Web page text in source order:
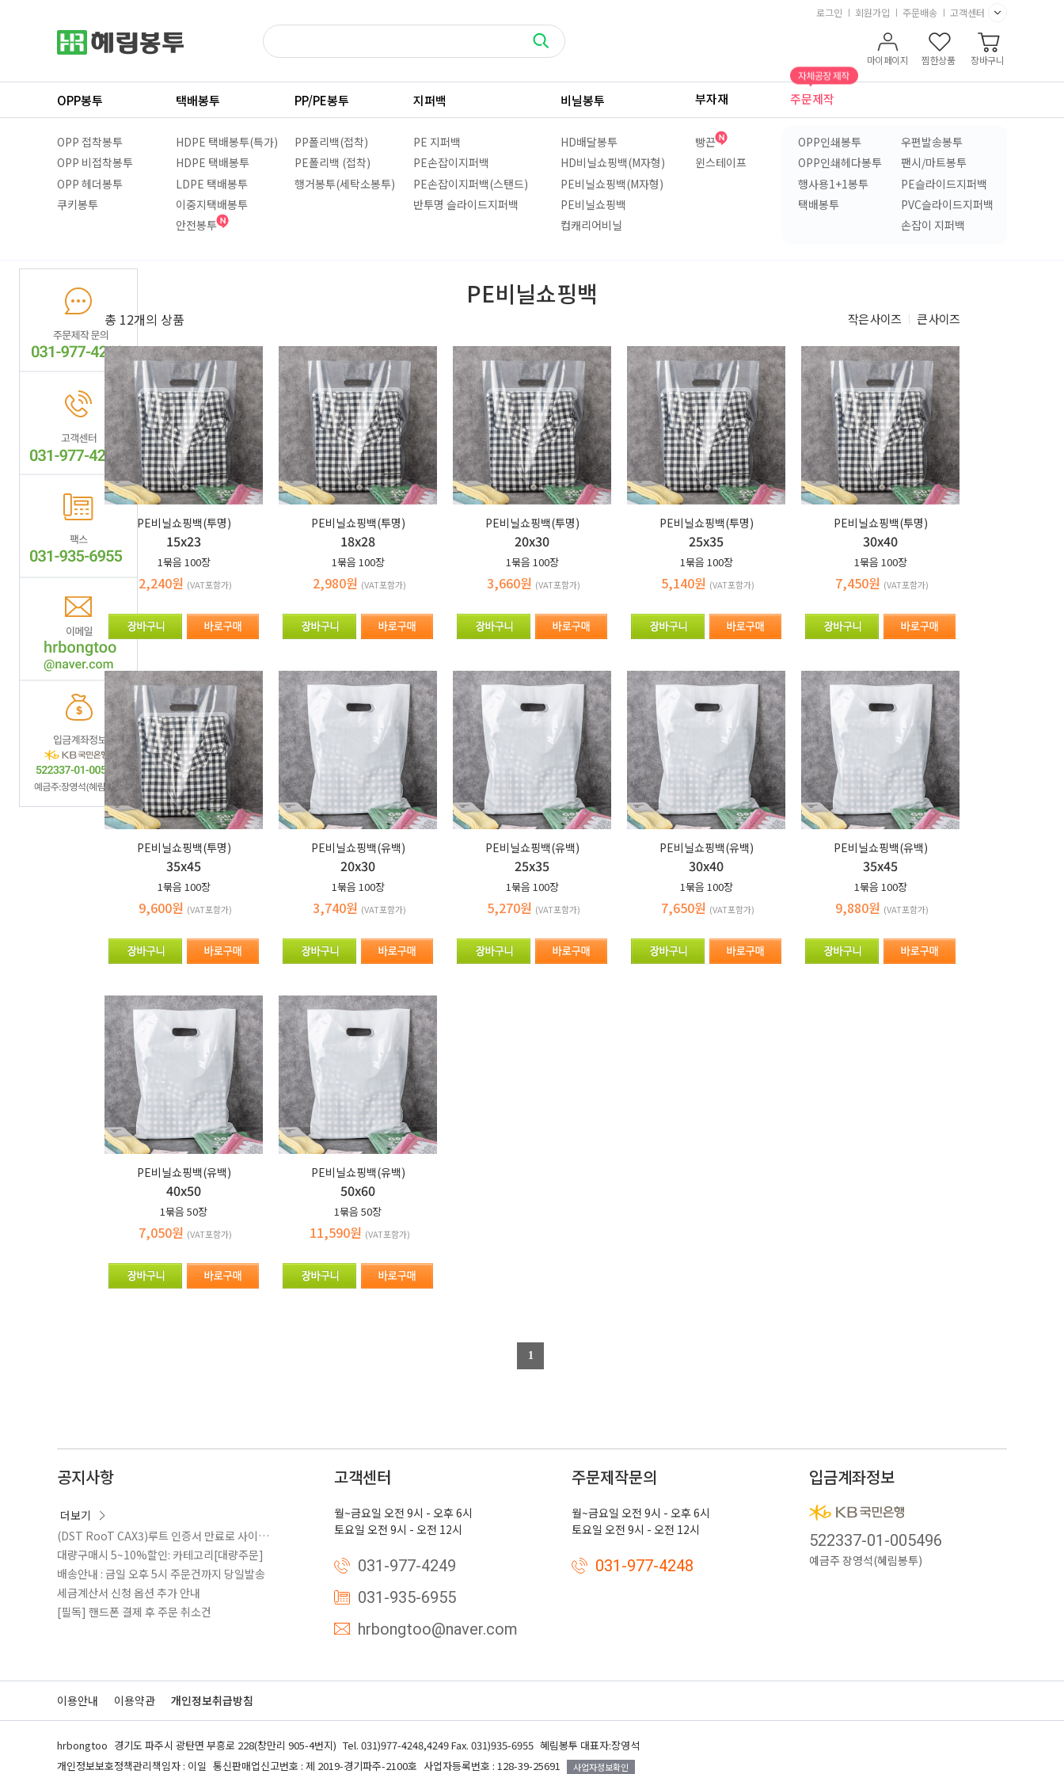
로그인 회원가입 주문배송 고객센터
마이페이지 찜한상품 장바구니
OPP봉투 택배봉투 PP/PE봉투 지퍼백 비닐봉투 부자재 주문제작
OPP 접착봉투
OPP 비접착봉투
OPP 헤더봉투
쿠키봉투
HDPE 택배봉투(특가)
HDPE 택배봉투
LDPE 택배봉투
이중지택배봉투
안전봉투
PP폴리백(접착)
PE폴리백 (접착)
행거봉투(세탁소봉투)
PE 지퍼백
PE손잡이지퍼백
PE손잡이지퍼백(스탠드)
반투명 슬라이드지퍼백
HD배달봉투
HD비닐쇼핑백(M자형)
PE비닐쇼핑백(M자형)
PE비닐쇼핑백
컵캐리어비닐
빵끈
윈스테이프
OPP인쇄봉투
OPP인쇄헤다봉투
행사용1+1봉투
택배봉투
우편발송봉투
팬시/마트봉투
PE슬라이드지퍼백
PVC슬라이드지퍼백
손잡이 지퍼백
PE비닐쇼핑백
총 12개의 상품 작은 사이즈 큰 사이즈
PE비닐쇼핑백(투명)
15x23
1묶음 100장
2,240원 (VAT포함가)
PE비닐쇼핑백(투명)
18x28
1묶음 100장
2,980원 (VAT포함가)
PE비닐쇼핑백(투명)
20x30
1묶음 100장
3,660원 (VAT포함가)
PE비닐쇼핑백(투명)
25x35
1묶음 100장
5,140원 (VAT포함가)
PE비닐쇼핑백(투명)
30x40
1묶음 100장
7,450원 (VAT포함가)
PE비닐쇼핑백(투명)
35x45
1묶음 100장
9,600원 (VAT포함가)
PE비닐쇼핑백(유백)
20x30
1묶음 100장
3,740원 (VAT포함가)
PE비닐쇼핑백(유백)
25x35
1묶음 100장
5,270원 (VAT포함가)
PE비닐쇼핑백(유백)
30x40
1묶음 100장
7,650원 (VAT포함가)
PE비닐쇼핑백(유백)
35x45
1묶음 100장
9,880원 (VAT포함가)
PE비닐쇼핑백(유백)
40x50
1묶음 50장
7,050원 (VAT포함가)
PE비닐쇼핑백(유백)
50x60
1묶음 50장
11,590원 (VAT포함가)
1
공지사항
더보기
(DST RooT CAX3)루트 인증서 만료로 사이트 접속안될때 방법
대량구매시 5~10%할인: 카테고리[대량주문]
배송안내 : 금일 오후 5시 주문건까지 당일발송
세금계산서 신청 옵션 추가 안내
[필독] 핸드폰 결제 후 주문 취소건
고객센터
월~금요일 오전 9시 - 오후 6시
토요일 오전 9시 - 오전 12시
031-977-4249
031-935-6955
hrbongtoo@naver.com
주문제작문의
월~금요일 오전 9시 - 오후 6시
토요일 오전 9시 - 오전 12시
031-977-4248
입금계좌정보
522337-01-005496
예금주 장영석(혜림봉투)
이용안내 이용약관 개인정보취급방침
hrbongtoo 경기도 파주시 광탄면 부흥로 228(창만리 905-4번지) Tel. 031)977-4248,4249 Fax. 031)935-6955 혜림봉투 대표자:장영석
개인정보보호정책관리책임자 : 이일 통신판매업신고번호 : 제 2019-경기파주-2100호 사업자등록번호 : 128-39-25691 사업자정보확인